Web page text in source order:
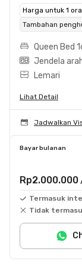
Harga untuk 1
Tambahan
Queen Bed
Jendela
Lemari
Lihat Detail
Jadwalkan
Bayar bulanan
Rp2.000.000
Termasuk
Tidak